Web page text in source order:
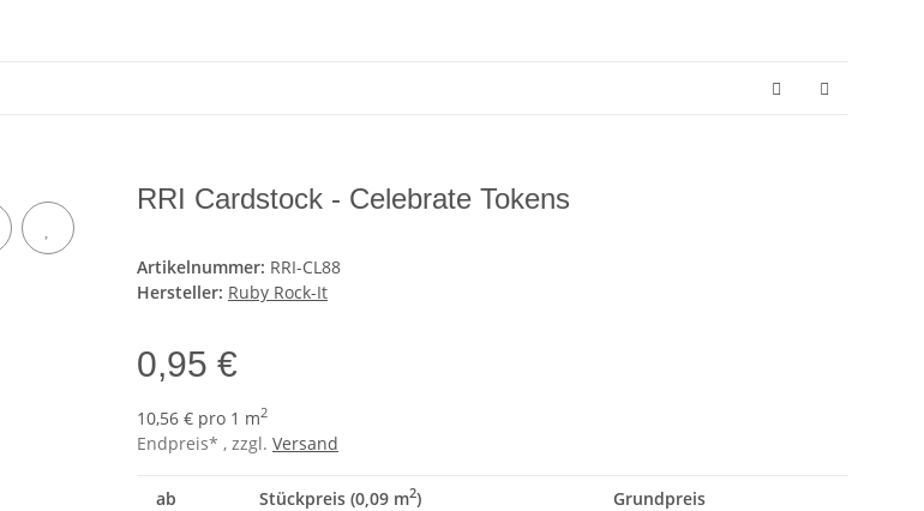
RRI Cardstock - Celebrate Tokens
Artikelnummer: RRI-CL88
Hersteller: Ruby Rock-It
0,95 €
10,56 € pro 1 m2
Endpreis* , zzgl. Versand
ab Stückpreis (0,09 m2) Grundpreis